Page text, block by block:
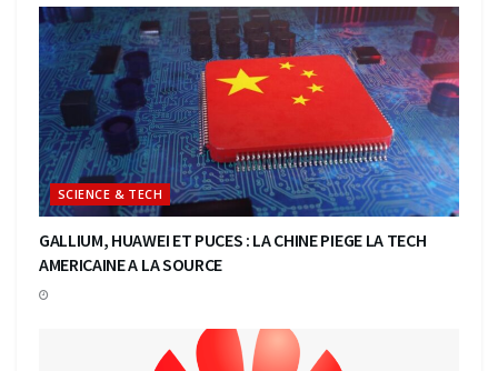
SCIENCE & TECH
GALLIUM, HUAWEI ET PUCES : LA CHINE PIEGE LA TECH
AMERICAINE A LA SOURCE